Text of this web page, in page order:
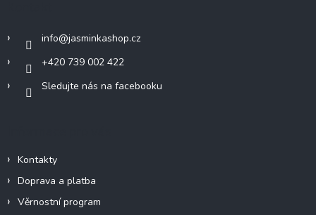
info@jasminkashop.cz
+420 739 002 422
Sledujte nás na facebooku
Kontakty
Doprava a platba
Věrnostní program